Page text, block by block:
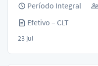
Período Integral
Efetivo – CLT
23 jul